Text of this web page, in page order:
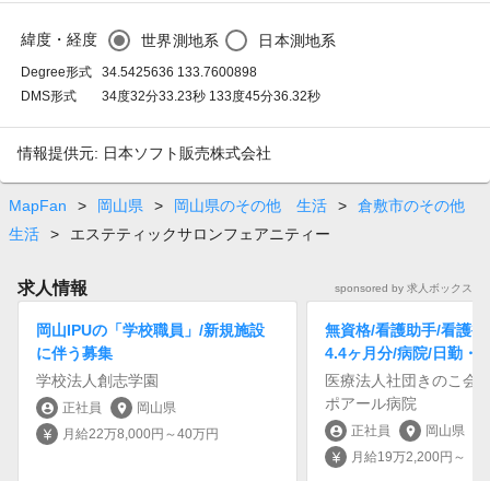
緯度・経度 世界測地系 日本測地系
Degree形式
34.5425636 133.7600898
DMS形式
34度32分33.23秒 133度45分36.32秒
情報提供元: 日本ソフト販売株式会社
MapFan > 岡山県 > 岡山県のその他 生活 >
倉敷市のその他
生活
> エステティックサロンフェアニティー
求人情報 sponsored by 求人ボックス
岡山IPUの「学校職員」/新規施設
に伴う募集
学校法人創志学園
account_circle 正社員 location_on 岡山県
currency_yen 月給22万8,000円～40万円
無資格/看護助手/看護
4.4ヶ月分/病院/日勤・
医療法人社団きのこ会
ポアール病院
account_circle 正社員 location_on 岡山県
currency_yen 月給19万2,200円～